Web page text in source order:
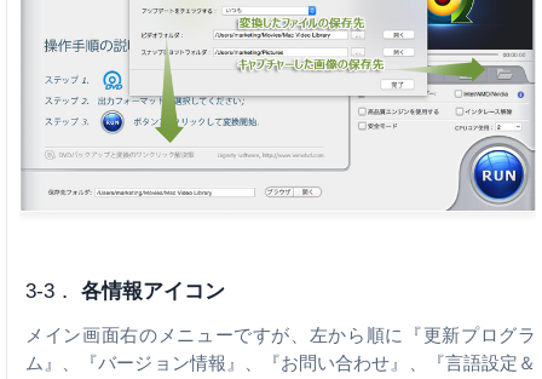
3-3． 各情報アイコン
メイン画面右のメニューですが、左から順に『更新プログラ
ム』、『バージョン情報』、『お問い合わせ』、『言語設定＆